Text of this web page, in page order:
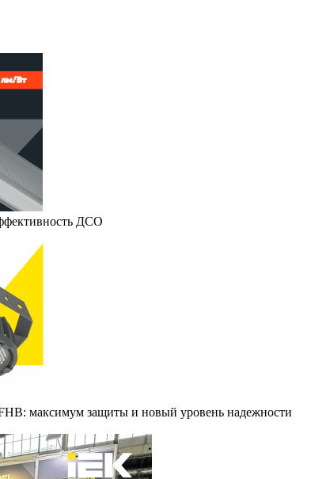
ДСО
максимум защиты и новый уровень надежности